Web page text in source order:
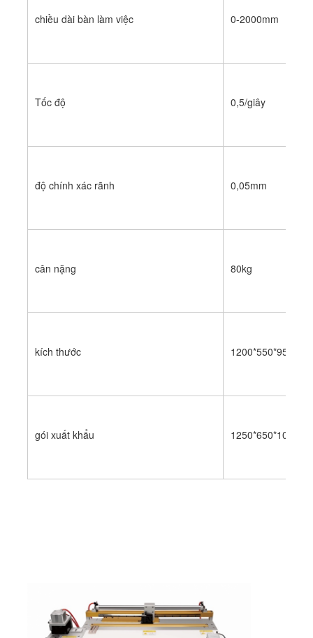
Về chúng tôi
Tin tức
Thép cắt Rule
Máy ép công nghiệp
Laser Marking Machine
chiều dài bàn làm việc 0-2000mm
Tốc độ 0,5/giây
độ chính xác rãnh 0,05mm
cân nặng 80kg
kích thước 1200*550*950mm
gói xuất khẩu